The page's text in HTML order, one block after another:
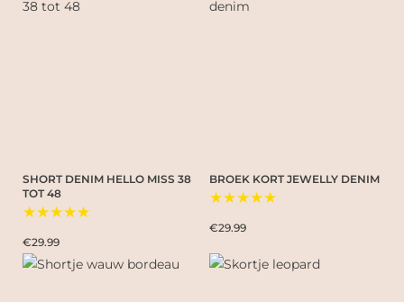
SHORT DENIM HELLO MISS 38
TOT 48
★★★★★
€29.99
BROEK KORT JEWELLY DENIM
★★★★★
€29.99